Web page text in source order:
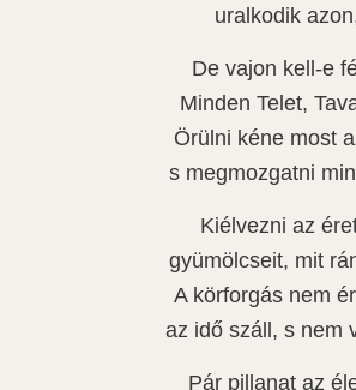
uralkodik
De vajon kell-e
Minden Telet,
Örülni kéne most
s megmozgatni
Kiélvezni az
gyümölcseit, mit
A körforgás nem
az idő száll, s nem
Pár pillanat az